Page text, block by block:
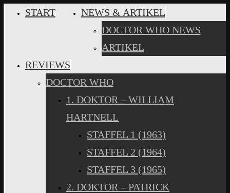
INHALT
START
NEWS & ARTIKEL
DOCTOR WHO NEWS
ARTIKEL
REVIEWS
DOCTOR WHO
1. DOKTOR – WILLIAM
HARTNELL
STAFFEL 1 (1963)
STAFFEL 2 (1964)
STAFFEL 3 (1965)
2. DOKTOR – PATRICK